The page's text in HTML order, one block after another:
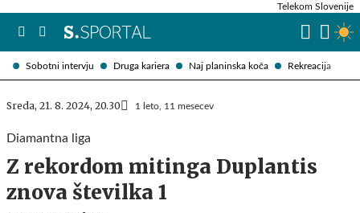
Sobotni intervju Druga kariera Naj planinska koča Rekreacija
Telekom Slovenije
Sreda, 21. 8. 2024, 20.30 1 leto, 11 mesecev
Diamantna liga
Z rekordom mitinga Duplantis
znova številka 1